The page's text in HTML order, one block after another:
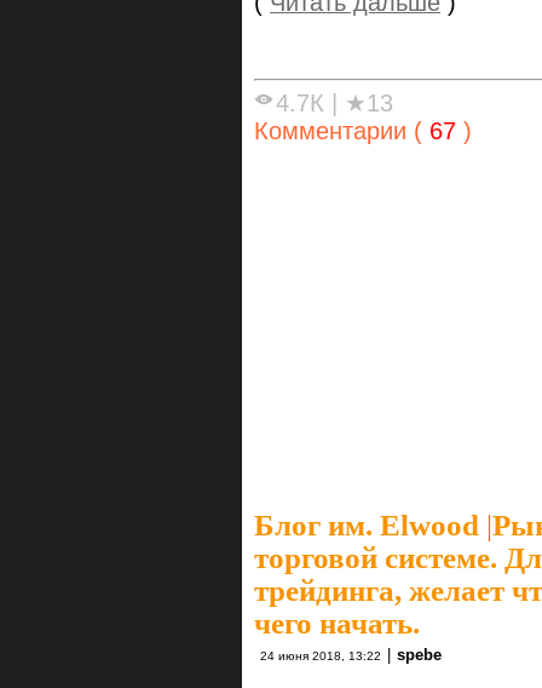
4.7К
★13
Комментарии ( 67 )
Блог им. Elwood |
торговой системе.
трейдинга, желает
чего начать.
24 июня 2018, 13:22 spebe